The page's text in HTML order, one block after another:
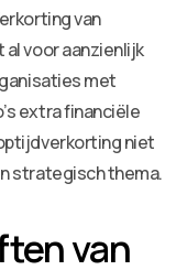
van
voor aanzienlijk
met
extra financiële
niet
strategisch thema.
van